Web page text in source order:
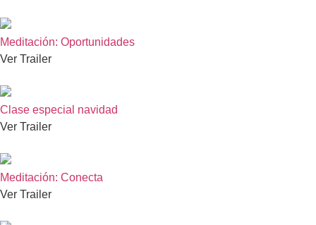
Meditación: Oportunidades
Ver Trailer
Clase especial navidad
Ver Trailer
Meditación: Conecta
Ver Trailer